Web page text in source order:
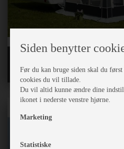
Deltelte og
Siden benytter
Før du kan bruge siden skal du
cookies du vil tillade.
Du vil altid kunne ændre dine
ikonet i nederste venstre hjørne.
Marketing
Statistiske